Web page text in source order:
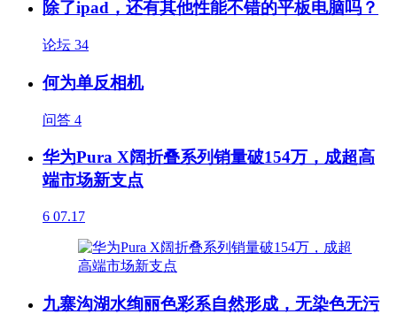
除了ipad，还有其他性能不错的平板电脑吗？
论坛 34
何为单反相机
问答 4
华为Pura X阔折叠系列销量破154万，成超高
端市场新支点
6 07.17
九寨沟湖水绚丽色彩系自然形成，无染色无污